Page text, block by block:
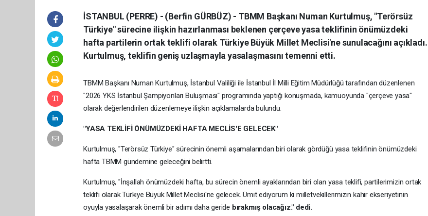
İSTANBUL (PERRE) - (Berfin GÜRBÜZ) - TBMM Başkanı Numan Kurtulmuş, "Terörsüz
Türkiye" sürecine ilişkin hazırlanması beklenen çerçeve yasa teklifinin önümüzdeki
hafta partilerin ortak teklifi olarak Türkiye Büyük Millet Meclisi'ne sunulacağını açıkladı.
Kurtulmuş, teklifin geniş uzlaşmayla yasalaşmasını temenni etti.
TBMM Başkanı Numan Kurtulmuş, İstanbul Valiliği ile İstanbul İl Milli Eğitim Müdürlüğü tarafından düzenlenen
"2026 YKS İstanbul Şampiyonları Buluşması" programında yaptığı konuşmada, kamuoyunda "çerçeve yasa"
olarak değerlendirilen düzenlemeye ilişkin açıklamalarda bulundu.
"YASA TEKLİFİ ÖNÜMÜZDEKİ HAFTA MECLİS'E GELECEK"
Kurtulmuş, "Terörsüz Türkiye" sürecinin önemli aşamalarından biri olarak gördüğü yasa teklifinin önümüzdeki
hafta TBMM gündemine geleceğini belirtti.
Kurtulmuş, "İnşallah önümüzdeki hafta, bu sürecin önemli ayaklarından biri olan yasa teklifi, partilerimizin ortak
teklifi olarak Türkiye Büyük Millet Meclisi'ne gelecek. Ümit ediyorum ki milletvekillerimizin kahir ekseriyetinin
oyuyla yasalaşarak önemli bir adımı daha geride bırakmış olacağız." dedi.